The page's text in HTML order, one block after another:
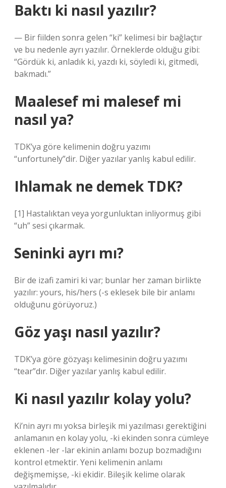
Baktı ki nasıl yazılır?
— Bir fiilden sonra gelen “ki” kelimesi bir bağlaçtır
ve bu nedenle ayrı yazılır. Örneklerde olduğu gibi:
“Gördük ki, anladık ki, yazdı ki, söyledi ki, gitmedi,
bakmadı.”
Maalesef mi malesef mi
nasıl ya?
TDK’ya göre kelimenin doğru yazımı
“unfortunely”dir. Diğer yazılar yanlış kabul edilir.
Ihlamak ne demek TDK?
[1] Hastalıktan veya yorgunluktan inliyormuş gibi
“uh” sesi çıkarmak.
Seninki ayrı mı?
Bir de izafi zamiri ki var; bunlar her zaman birlikte
yazılır: yours, his/hers (-s eklesek bile bir anlamı
olduğunu görüyoruz.)
Göz yaşı nasıl yazılır?
TDK’ya göre gözyaşı kelimesinin doğru yazımı
“tear”dır. Diğer yazılar yanlış kabul edilir.
Ki nasıl yazılır kolay yolu?
Ki’nin ayrı mı yoksa birleşik mi yazılması gerektiğini
anlamanın en kolay yolu, -ki ekinden sonra cümleye
eklenen -ler -lar ekinin anlamı bozup bozmadığını
kontrol etmektir. Yeni kelimenin anlamı
değişmemişse, -ki ekidir. Bileşik kelime olarak